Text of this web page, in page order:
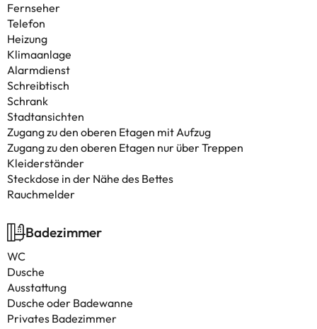
Fernseher
Telefon
Heizung
Klimaanlage
Alarmdienst
Schreibtisch
Schrank
Stadtansichten
Zugang zu den oberen Etagen mit Aufzug
Zugang zu den oberen Etagen nur über Treppen
Kleiderständer
Steckdose in der Nähe des Bettes
Rauchmelder
Badezimmer
WC
Dusche
Ausstattung
Dusche oder Badewanne
Privates Badezimmer